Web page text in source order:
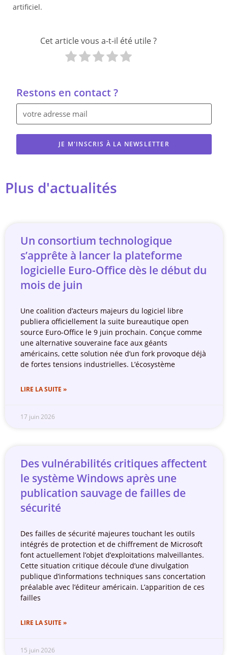
artificiel.
Cet article vous a-t-il été utile ?
Restons en contact ?
JE M'INSCRIS À LA NEWSLETTER
Plus d'actualités
Un consortium technologique
s’apprête à lancer la plateforme
logicielle Euro-Office dès le début du
mois de juin
Une coalition d’acteurs majeurs du logiciel libre
publiera officiellement la suite bureautique open
source Euro-Office le 9 juin prochain. Conçue comme
une alternative souveraine face aux géants
américains, cette solution née d’un fork provoque déjà
de fortes tensions industrielles. L’écosystème
LIRE LA SUITE »
17 juin 2026
Des vulnérabilités critiques affectent
le système Windows après une
publication sauvage de failles de
sécurité
Des failles de sécurité majeures touchant les outils
intégrés de protection et de chiffrement de Microsoft
font actuellement l’objet d’exploitations malveillantes.
Cette situation critique découle d’une divulgation
publique d’informations techniques sans concertation
préalable avec l’éditeur américain. L’apparition de ces
failles
LIRE LA SUITE »
15 juin 2026